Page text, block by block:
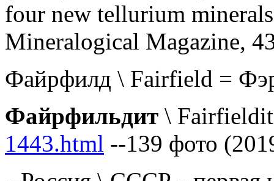
four new tellurium
Mineralogical Magazine,
Файрфилд \ Fairfield =
Файрфильдит \
1443.html --139 фото